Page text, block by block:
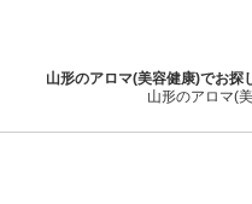
山形のアロマ(美容健康)でお探
山形のアロマ(